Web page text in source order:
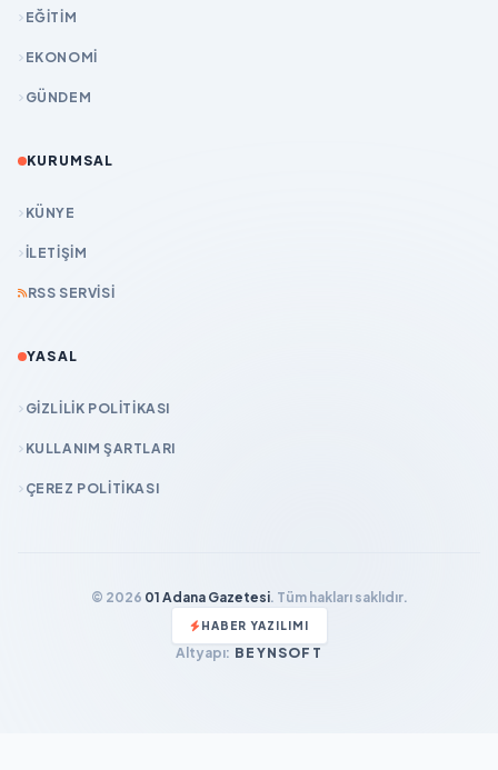
EĞİTİM
EKONOMİ
GÜNDEM
KURUMSAL
KÜNYE
İLETIŞIM
RSS SERVISI
YASAL
GIZLILIK POLITIKASI
KULLANIM ŞARTLARI
ÇEREZ POLITIKASI
© 2026 01 Adana Gazetesi. Tüm hakları saklıdır.
HABER YAZILIMI
Altyapı: BEYNSOFT